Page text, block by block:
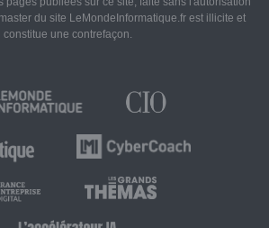
du site LeMondeInformatique.fr est illicite et
constitue une contrefaçon.